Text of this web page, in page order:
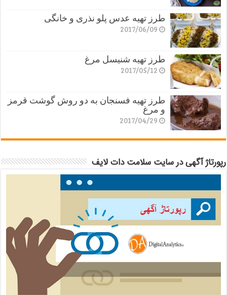
طرز تهیه عدس پلو نذری و خانگی
2017/06/09
طرز تهیه شنیسل مرغ
2017/05/12
طرز تهیه فسنجان به دو روش گوشت قرمز
و مرغ
2017/04/29
رپورتاژ آگهی در سایت سلامت دات لایف